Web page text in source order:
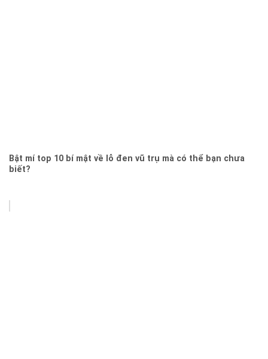
Bật mí top 10 bí mật về lỗ đen vũ trụ mà có thể bạn chưa
biết?